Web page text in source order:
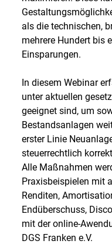
als die technischen,
mehrere Hundert bis
Einsparungen.
In diesem Webinar
unter aktuellen
geeignet sind, um
Bestandsanlagen
erster Linie
steuerrechtlich
Alle Maßnahmen
Praxisbeispielen mit
Renditen,
Endüberschuss,
mit der online-
DGS Franken e.V.